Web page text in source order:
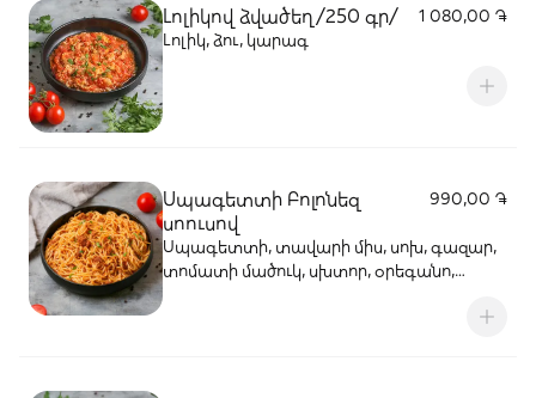
Լոլիկով ձվածեղ/250 գր/
1 080,00 ֏
Լոլիկ, ձու, կարագ
Սպագետտի Բոլոնեզ
սոուսով
990,00 ֏
Սպագետտի, տավարի միս, սոխ, գազար,
տոմատի մածուկ, սխտոր, օրեգանո,